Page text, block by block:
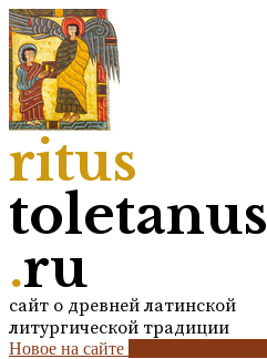
ritus
toletanus
.ru
сайт о древней латинской
литургической традиции
Новое на сайте